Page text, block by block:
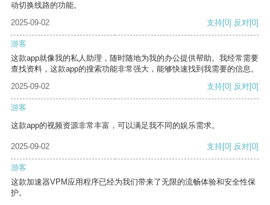
动切换线路的功能。
2025-09-02
支持[0] 反对[0]
游客
这款app就像我的私人助理，随时随地为我的办公提供帮助。我经常需要
查找资料，这款app的搜索功能非常强大，能够快速找到我需要的信息。
2025-09-02
支持[0] 反对[0]
游客
这款app的视频资源非常丰富，可以满足我不同的娱乐需求。
2025-09-02 支持[0] 反对[0]
游客
这款加速器VPM应用程序已经为我们带来了无限的流畅体验和安全性保
护。